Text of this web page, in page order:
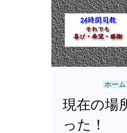
コ
ン
テ
ン
ツ
ペ
ー
ジ
ナ
ビ
ゲ
ー
シ
ョ
ン
へ
24時間司教
パ
ー
ホーム
現在の場
った！